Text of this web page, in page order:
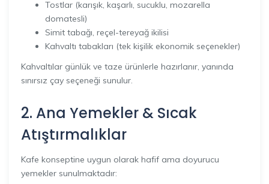
Tostlar (karışık, kaşarlı, sucuklu, mozarella
domatesli)
Simit tabağı, reçel-tereyağ ikilisi
Kahvaltı tabakları (tek kişilik ekonomik seçenekler)
Kahvaltılar günlük ve taze ürünlerle hazırlanır, yanında
sınırsız çay seçeneği sunulur.
2. Ana Yemekler & Sıcak
Atıştırmalıklar
Kafe konseptine uygun olarak hafif ama doyurucu
yemekler sunulmaktadır: